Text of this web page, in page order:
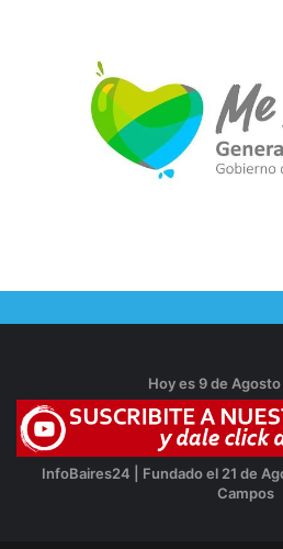
Hoy es 9 de
InfoBaires24 | Fundado el 21 de
Campos